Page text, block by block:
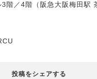
／4階（阪急大阪梅田駅
投稿をシェアする